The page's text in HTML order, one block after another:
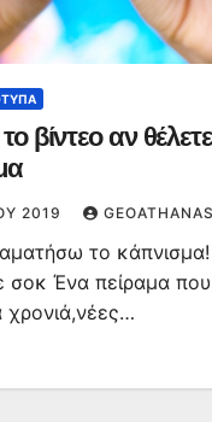
βίντεο αν
2019 GEOATHANAS
το
σοκ Ένα πείραμα
χρονιά,νέες…